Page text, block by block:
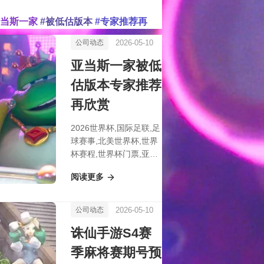
斯一家 #被低估版本 #专家推荐再
公司动态 2026-05-10
亚当斯一家被低
估版本专家推荐
再欣赏
2026世界杯,国际足联,足
球赛事,北美世界杯,世界
杯赛程,世界杯门票,亚当
荐再欣赏
阅读更多
公司动态 2026-05-10
诛仙手游S4赛
季麻将赛期号预